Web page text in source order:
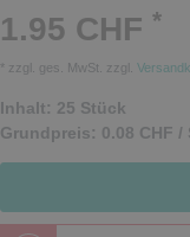
1.95 CHF *
* zzgl. ges. MwSt. zzgl.
Inhalt: 25 Stück
Grundpreis: 0.08 CHF /